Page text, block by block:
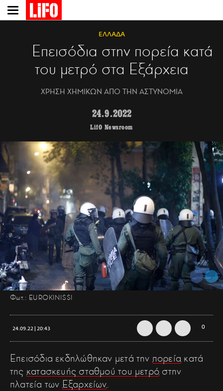
Παράκαμψη
προς
περιεχόμενο
ΕΛΛΑΔΑ
Επεισόδια στην πορεία κατά
του μετρό στα Εξάρχεια
ΧΡΗΣΗ ΧΗΜΙΚΩΝ ΑΠΟ ΤΗΝ ΑΣΤΥΝΟΜΙΑ
24.9.2022
LifO Newsroom
Φωτ.: EUROKINISSI
24.09.22 | 20:43 0
Επεισόδια εκδηλώθηκαν μετά την πορεία κατά
της κατασκευής σταθμού του μετρό στην
πλατεία των Εξαρχείων.